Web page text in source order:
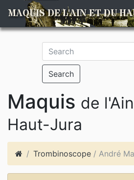
MAQUIS DE L'AIN ET DU
Search
Maquis de
Haut-Jura
Trombinoscope / André